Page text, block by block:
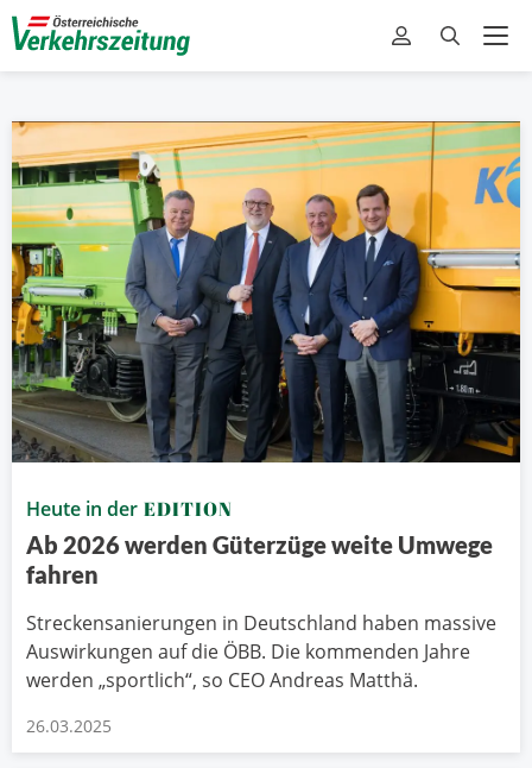
Heute in der EDITION
Ab 2026 werden Güterzüge weite Umwege
fahren
Streckensanierungen in Deutschland haben massive
Auswirkungen auf die ÖBB. Die kommenden Jahre
werden „sportlich“, so CEO Andreas Matthä.
26.03.2025